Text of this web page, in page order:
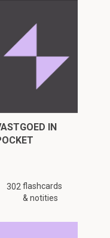
IN
302 flashcards
& notities